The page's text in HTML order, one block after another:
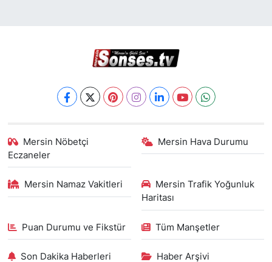
Mersin Nöbetçi
Eczaneler
Mersin Hava Durumu
Mersin Namaz Vakitleri
Mersin Trafik Yoğunluk
Haritası
Puan Durumu ve Fikstür Tüm Manşetler
Son Dakika Haberleri Haber Arşivi